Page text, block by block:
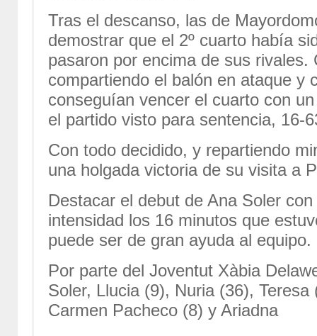
Tras el descanso, las de
demostrar que el 2º cuarto había
pasaron por encima de sus rivales.
compartiendo el balón en ataque y
conseguían vencer el cuarto con
el partido visto para sentencia, 16-
Con todo decidido, y repartiendo
una holgada victoria de su visita a
Destacar el debut de Ana Soler
intensidad los 16 minutos que
puede ser de gran ayuda al equipo.
Por parte del Joventut Xàbia
Soler, Llucia (9), Nuria (36),
Carmen Pacheco (8) y Ariadna